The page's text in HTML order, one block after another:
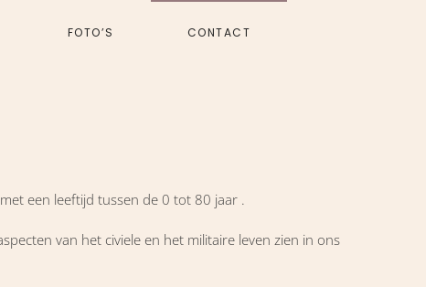
FOTO’S CONTACT
een leeftijd tussen de 0 tot 80 jaar .
van het civiele en het militaire leven zien in ons